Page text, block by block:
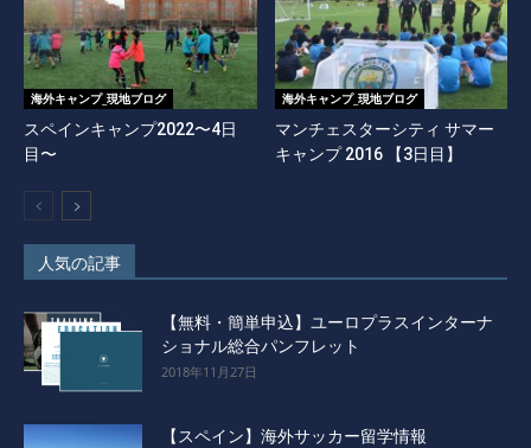
海外キャンプ_現地ブログ
スペインキャンプ2022〜4日
目〜
海外キャンプ_現地ブログ
マンチェスターシティ サマー
キャンプ 2016 【3日目】
人気の記事
【無料・簡単申込】ユーロプラスインターナ
ショナル総合パンフレット
2018年11月27日
【スペイン】海外サッカー留学情報